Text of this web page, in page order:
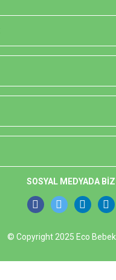
SOSYAL MEDYADA BİZ
© Copyright 2025 Eco